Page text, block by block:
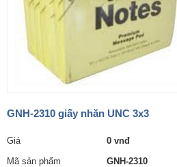
GNH-2310 giấy nhăn UNC 3x3
Giá
0 vnđ
Mã sản phẩm
GNH-2310